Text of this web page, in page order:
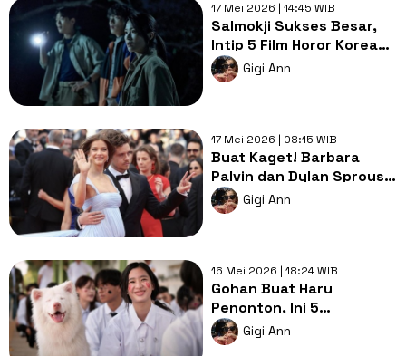
17 Mei 2026 | 14:45 WIB
Salmokji Sukses Besar,
Intip 5 Film Horor Korea
Terbaru 2026
Gigi Ann
17 Mei 2026 | 08:15 WIB
Buat Kaget! Barbara
Palvin dan Dylan Sprouse
Pamer 'Baby Bump' di
Cannes
Gigi Ann
16 Mei 2026 | 18:24 WIB
Gohan Buat Haru
Penonton, Ini 5
Rekomendasi Film untuk
Libur Panjang
Gigi Ann